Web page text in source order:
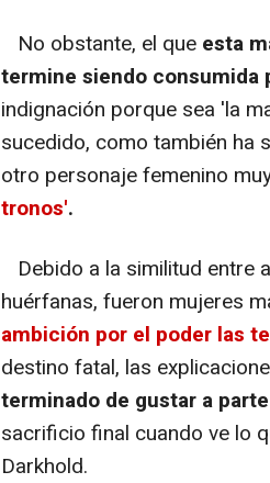
No obstante, el que esta
termine siendo consumida
indignación porque sea 'la
sucedido, como también ha
otro personaje femenino
tronos'.
Debido a la similitud entre
huérfanas, fueron mujeres
ambición por el poder las
destino fatal, las
terminado de gustar a
sacrificio final cuando ve lo
Darkhold.